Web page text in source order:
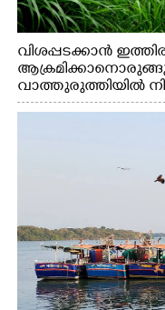
വിശപ്പടക്കാൻ
വാത്തുരുത്തിയിൽ